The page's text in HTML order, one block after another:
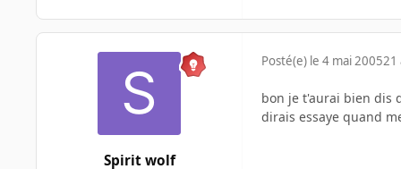
Spirit wolf
Posté(e) le 4 mai 200521
bon je t'aurai bien dis
dirais essaye quand